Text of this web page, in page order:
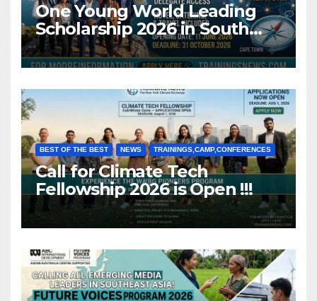
One Young World Leading
Scholarship 2026 in South
Africa (Fully Funded)
BEST OF THE BEST NEWS TRAININGS,CAMP,CONFERENCES
Call for Climate Tech
Fellowship 2026 is Open !!!